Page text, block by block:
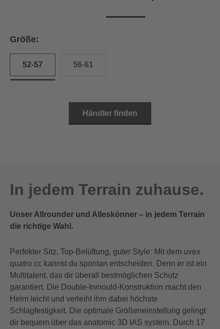
Größe:
52-57 56-61
Händler finden
In jedem Terrain zuhause.
Unser Allrounder und Alleskönner – in jedem Terrain
die richtige Wahl.
Perfekter Sitz, Top-Belüftung, guter Style: Mit dem uvex
quatro cc kannst du spontan entscheiden. Denn er ist ein
Multitalent, das dir überall bestmöglichen Schutz
garantiert. Die Double-Inmould-Konstruktion macht den
Helm leicht und verleiht ihm dabei höchste
Schlagfestigkeit. Die optimale Größeneinstellung gelingt
dir bequem über das anatomic 3D IAS system. Durch 17